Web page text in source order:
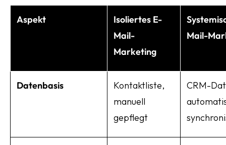
Aspekt
Isoliertes E-
Mail-
Marketing
Mail-
Datenbasis
Kontaktliste,
manuell
gepflegt
CRM-